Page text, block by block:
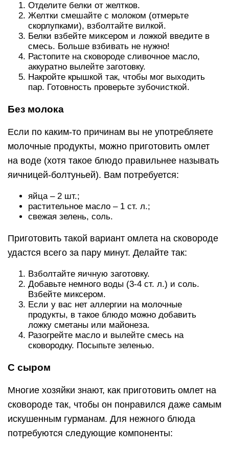
Отделите белки от желтков.
Желтки смешайте с молоком (отмерьте
скорлупками), взболтайте вилкой.
Белки взбейте миксером и ложкой введите в
смесь. Больше взбивать не нужно!
Растопите на сковороде сливочное масло,
аккуратно вылейте заготовку.
Накройте крышкой так, чтобы мог выходить
пар. Готовность проверьте зубочисткой.
Без молока
Если по каким-то причинам вы не употребляете
молочные продукты, можно приготовить омлет
на воде (хотя такое блюдо правильнее называть
яичницей-болтуньей). Вам потребуется:
яйца – 2 шт.;
растительное масло – 1 ст. л.;
свежая зелень, соль.
Приготовить такой вариант омлета на сковороде
удастся всего за пару минут. Делайте так:
Взболтайте яичную заготовку.
Добавьте немного воды (3-4 ст. л.) и соль.
Взбейте миксером.
Если у вас нет аллергии на молочные
продукты, в такое блюдо можно добавить
ложку сметаны или майонеза.
Разогрейте масло и вылейте смесь на
сковородку. Посыпьте зеленью.
С сыром
Многие хозяйки знают, как приготовить омлет на
сковороде так, чтобы он понравился даже самым
искушенным гурманам. Для нежного блюда
потребуются следующие компоненты: